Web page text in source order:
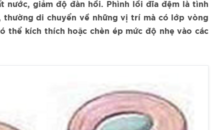
nước, giảm độ đàn hồi. Phình lồi đĩa đệm là tình
thường di chuyển về những vị trí mà có lớp vòng
thể kích thích hoặc chèn ép mức độ nhẹ vào các